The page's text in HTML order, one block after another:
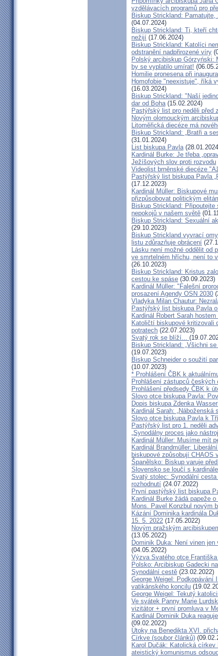
vzdělávacích programů pro
Biskup Strickland:
(04.07.2024)
Biskup Strickland: Ti, kteří
nežijí (17.06.2024)
Biskup Strickland: Katolíci
odstranění nadpřirozené víry
Polský arcibiskup Górzyński:
by se vyplatilo umírat!
Homilie pronesena při
Homofobie "neexistuje", říká
(16.03.2024)
Biskup Strickland: "Naší
dar od Boha(15.02.2024)
Pastýřský list pro neděli před
Novým olomouckým
Litoměřická diecéze má
Biskup Strickland: „Bratři a
(31.01.2024)
List biskupa Pavla
Kardinál Burke: Je třeba
Ježíšových slov proti rozvodu
Videolist brněnské diecéze
Pastýřský list biskupa Pavla
(17.12.2023)
Kardinál Müller: Biskupové
přizpůsobovat politickým
Biskup Strickland:
nepokojů v našem světě
Biskup Strickland: Sexuální
(29.10.2023)
Biskup Strickland vyvrací
listu zdůrazňuje obrácení
Lásku není možné oddělit od
ve smrtelném hříchu, není to
(26.10.2023)
Biskup Strickland: Kristus
cestou ke spáse (30.09.2023)
Kardinál Müller: "Falešní
prosazení Agendy OSN 2030
Vladyka Milan Chautur:
Pastýřský list biskupa Pavla
Kardinál Robert Sarah
Katoličtí biskupové kritizovali
potratech (22.07.2023)
Svatý rok se blíží...
Biskup Strickland: „Všichni
(19.07.2023)
Biskup Schneider o soužití
(10.07.2023)
* Prohlášení ČBK k
Prohlášení zástupců
Prohlášení předsedy ČBK k
Slovo otce biskupa Pavla:
Dopis biskupa Zdenka
Kardinál Sarah: „Náboženská
Slovo otce biskupa Pavla k
Pastýřský list pro 1. neděli
„Synodálny proces jako
Kardinál Müller: Musíme mít
Kardinál Brandmüller:
biskupové způsobují CHAOS
Španělsko: Biskup varuje
Slovensko se loučí s
Svatý stolec: Synodální
rozhodnutí (24.07.2022)
První pastýřský list biskupa
Kardinál Burke žádá papeže
Mons. Pavel Konzbul novým
Kázání Dominika kardinála
15. 5. 2022 (17.05.2022)
Novým pražským
(13.05.2022)
Dominik Duka: Není vinen
(04.05.2022)
Výzva Svatého otce
Polsko: Arcibiskup Gadecki
Synodální cestě (23.02.2022)
George Weigel: Podkopávání
vatikánského koncilu
George Weigel: Tekutý
Ve svátek Panny Marie
vizitátor + první promluva v
Kardinál Dominik Duka
(09.02.2022)
Útoky na Benedikta XVI.
Církve (soubor článků)
Karol Dučák: Katolická církev
ateistický komunismus